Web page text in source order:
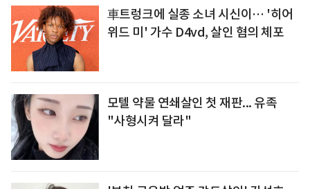
車트렁크에 실종 소녀 시신이… '히어
위드 미' 가수 D4vd, 살인 혐의 체포
모텔 약물 연쇄살인 첫 재판... 유족
"사형시켜 달라"